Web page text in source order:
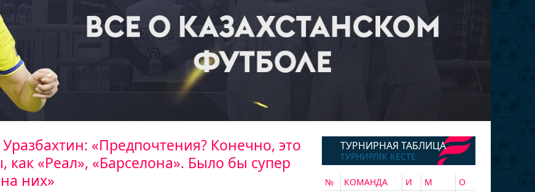
«Предпочтения? Конечно, это
как «Реал», «Барселона». Было бы супер
них»
ТУРНИРНАЯ ТАБЛИЦА
ТУРНИРЛІК КЕСТЕ
№ КОМАНДА И М
О